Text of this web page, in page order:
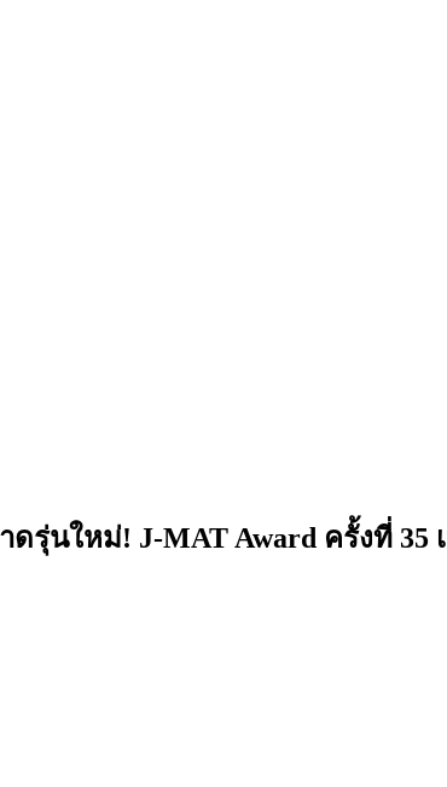
นใหม่! J-MAT Award ครั้งที่ 35